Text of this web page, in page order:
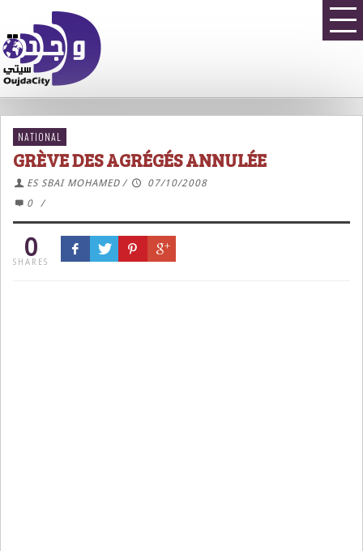
NATIONAL
GRÈVE DES AGRÉGÉS ANNULÉE
ES SBAI MOHAMED /
07/10/2008
0
/
0
SHARES